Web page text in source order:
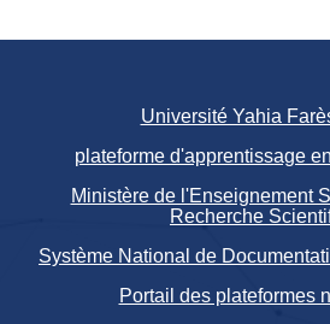
Université Yahia
plateforme d'apprentissage
Ministère de l'Enseignement
Recherche
Système National de
Portail des plateformes